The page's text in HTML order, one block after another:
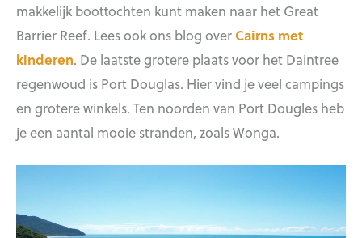
makkelijk boottochten kunt maken naar het Great
Barrier Reef. Lees ook ons blog overCairns met
kinderen. De laatste grotere plaats voor het Daintree
regenwoud is Port Douglas. Hier vind je veel campings
en grotere winkels. Ten noorden van Port Dougles heb
je een aantal mooie stranden, zoals Wonga.